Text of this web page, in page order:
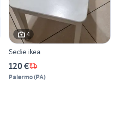
4
Sedie ikea
120 €
Palermo(PA)